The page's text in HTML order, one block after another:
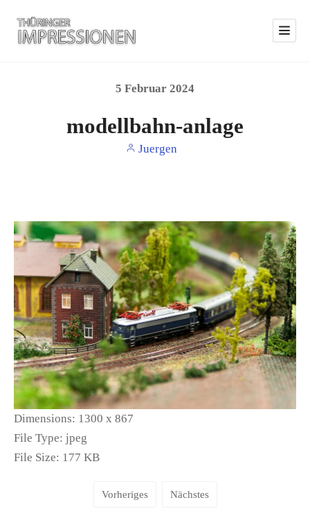
5 Februar 2024
modellbahn-anlage
Juergen
Dimensions: 1300 x 867
File Type: jpeg
File Size: 177 KB
Vorheriges Nächstes